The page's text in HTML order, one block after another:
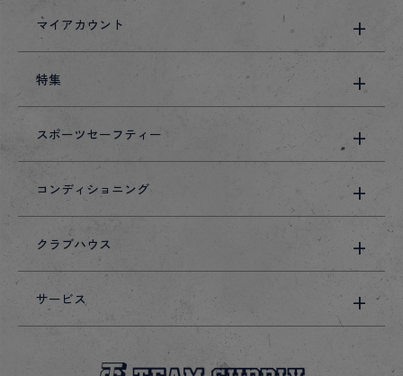
マイアカウント
特集
スポーツセーフティー
コンディショニング
クラブハウス
サービス